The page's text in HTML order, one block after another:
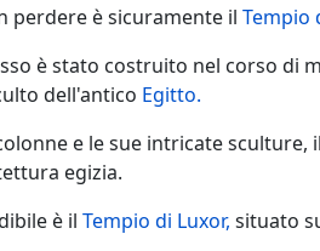
perdere è sicuramente il Tempio
è stato costruito nel corso di
dell'antico Egitto.
e le sue intricate
egizia.
è il Tempio di Luxor, situato